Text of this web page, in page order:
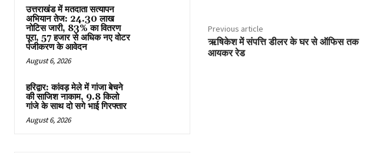
उत्तराखंड में मतदाता सत्यापन
अभियान तेज: 24.30 लाख
नोटिस जारी, 83% का वितरण
पूरा, 57 हजार से अधिक नए वोटर
पंजीकरण के आवेदन
August 6, 2026
हरिद्वार: कांवड़ मेले में गांजा बेचने
की साजिश नाकाम, 9.8 किलो
गांजे के साथ दो सगे भाई गिरफ्तार
August 6, 2026
Previous article
ऋषिकेश में संपत्ति डीलर के घर से ऑफिस तक
आयकर रेड